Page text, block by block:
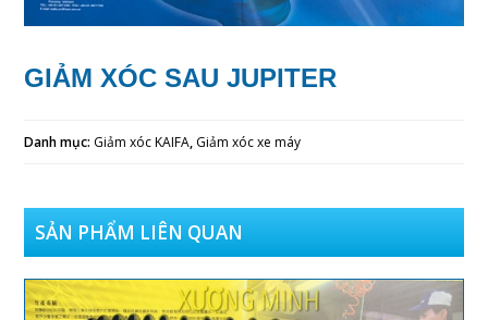
GIẢM XÓC SAU JUPITER
Danh mục: Giảm xóc KAIFA, Giảm xóc xe máy
SẢN PHẨM LIÊN QUAN